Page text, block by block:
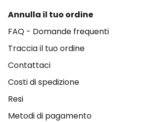
Annulla il tuo ordine
FAQ - Domande frequenti
Traccia il tuo ordine
Contattaci
Costi di spedizione
Resi
Metodi di pagamento